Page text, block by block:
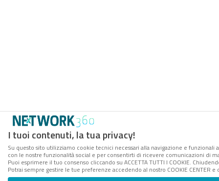
I tuoi contenuti, la tua privacy!
Su questo sito utilizziamo cookie tecnici necessari alla navigazione e
con le nostre funzionalità social e per consentirti di ricevere comunicazioni di
Puoi esprimere il tuo consenso cliccando su ACCETTA TUTTI I COOKIE.
Potrai sempre gestire le tue preferenze accedendo al nostro COOKIE